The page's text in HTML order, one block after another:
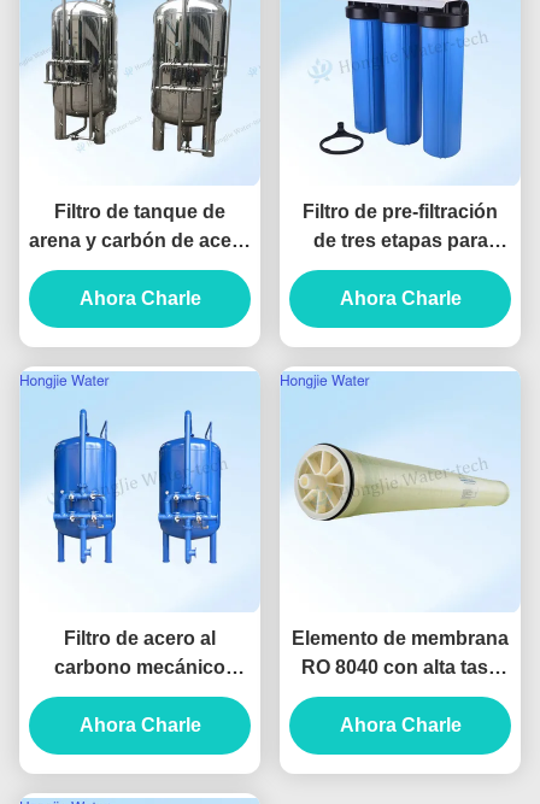
Filtro de tanque de
arena y carbón de acero
inoxidable 304 / 316,
accesorios para
equipos de tratamiento
Ahora Charle
Filtro de pre-filtración
de tres etapas para
purificador de agua de
20 pulgadas para la
purificación de agua de
Ahora Charle
Filtro de acero al
carbono mecánico
grande de 50T/H para
eliminar iones de hierro
y manganeso
Ahora Charle
Elemento de membrana
RO 8040 con alta tasa
de desalinización y
rechazo de sal del 99%
Ahora Charle